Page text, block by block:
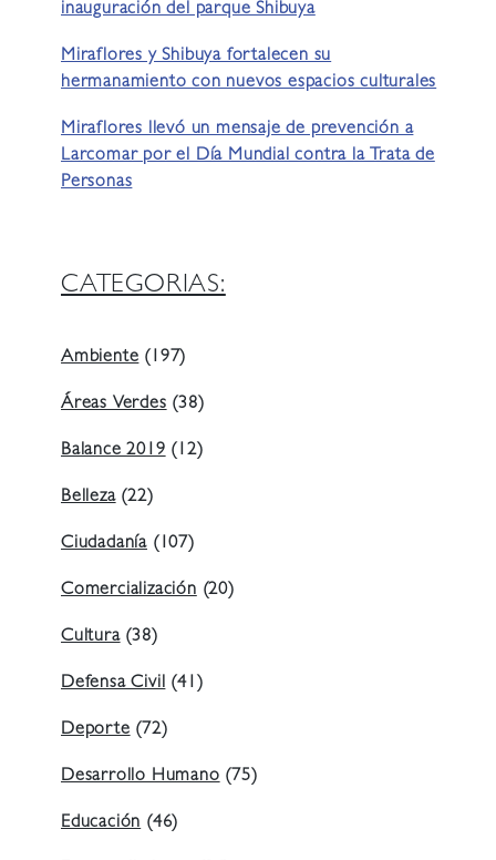
inauguración del parque Shibuya
Miraflores y Shibuya fortalecen su
hermanamiento con nuevos espacios culturales
Miraflores llevó un mensaje de prevención a
Larcomar por el Día Mundial contra la Trata de
Personas
CATEGORIAS:
Ambiente(197)
Áreas Verdes(38)
Balance 2019(12)
Belleza(22)
Ciudadanía (107)
Comercialización(20)
Cultura(38)
Defensa Civil(41)
Deporte(72)
Desarrollo Humano(75)
Educación(46)